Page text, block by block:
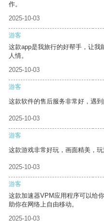
作。
2025-10-03
游客
这款app是我旅行的好帮手，让
人情。
2025-10-03
游客
这款软件的售后服务非常好，遇到
2025-10-03
游客
这款游戏非常好玩，画面精美，玩
2025-10-03
游客
这款加速器VPM应用程序可以给
助你在网络上自由移动。
2025-10-03